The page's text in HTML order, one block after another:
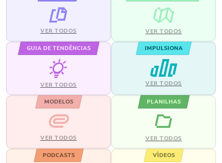
VER TODOS VER TODOS
GUIA DE TENDÊNCIAS
VER TODOS
IMPULSIONA
VER TODOS
MODELOS
VER TODOS
PLANILHAS
VER TODOS
PODCASTS VÍDEOS